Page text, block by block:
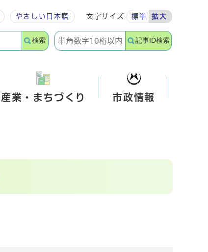
やさしい 日本語 文字サイズ 標準 拡大
検索 記事ID検索
産業・まちづくり 市政情報